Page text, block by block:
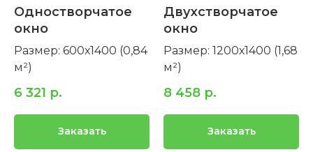
Одностворчатое
окно
Размер: 600х1400 (0,84
м²)
6 321 р.
Заказать
Двухстворчатое
окно
Размер: 1200х1400 (1,68
м²)
8 458 р.
Заказать